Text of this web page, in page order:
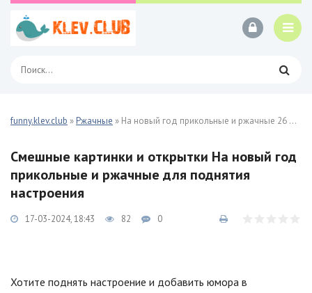
funny.klev.club »Ржачные » На новый год прикольные и ржачные 26 фото
Смешные картинки и открытки На новый год
прикольные и ржачные для поднятия
настроения
17-03-2024, 18:43 82 0
Хотите поднять настроение и добавить юмора в